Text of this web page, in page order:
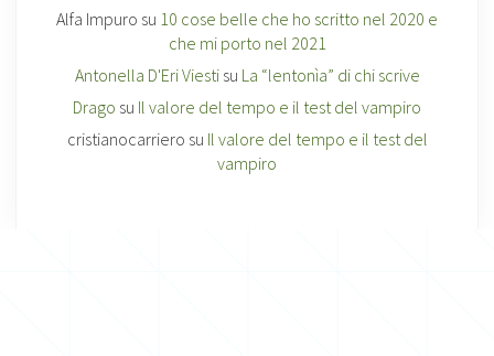
Alfa Impuro su 10 cose belle che ho scritto nel 2020 e
che mi porto nel 2021
Antonella D'Eri Viestisu La “lentonìa” di chi scrive
Drago su Il valore del tempo e il test del vampiro
cristianocarriero su Il valore del tempo e il test del
vampiro